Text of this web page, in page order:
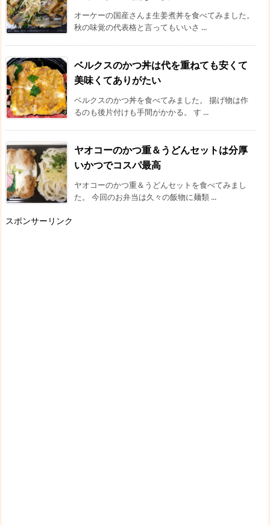
オーケーの国産さんま生姜煮丼を食べてみました。
秋の味覚の代表格と言ってもいいさ ...
ベルクスのかつ丼は代を重ねても安くて
美味くてありがたい
ベルクスのかつ丼を食べてみました。 揚げ物は作
るのも後片付けも手間がかかる。 す ...
ヤオコーのかつ重＆うどんセットは分厚
いかつでコスパ最高
ヤオコーのかつ重＆うどんセットを食べてみまし
た。 今回のお弁当は久々の飯物に麺類 ...
スポンサーリンク